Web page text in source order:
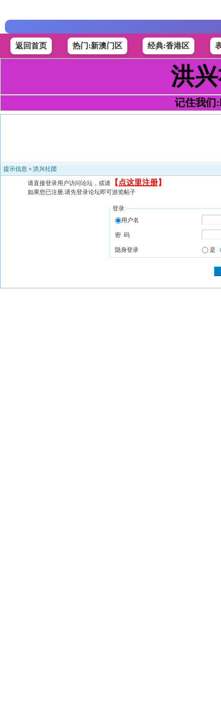
返回首页 热门:新澳门区 经典:香港区
洪
记住我们
提示信息 » 洪兴社团
请直接登录用户访问论坛，或请 【 点这里注册】
如果您已注册,请先登录论坛即可游览帖子
登录
用户名
密 码
隐身登录 是